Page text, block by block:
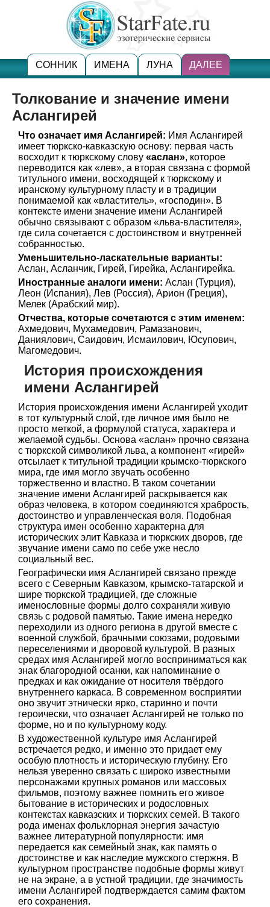
СОННИК ИМЕНА ЛУНА ДАЛЕЕ
Толкование и значение имени
Аслангирей
Что означает имя Аслангирей: Имя Аслангирей
имеет тюркско-кавказскую основу: первая часть
восходит к тюркскому слову «аслан», которое
переводится как «лев», а вторая связана с формой
титульного имени, восходящей к тюркскому и
иранскому культурному пласту и в традиции
понимаемой как «властитель», «господин». В
контексте имени значение имени Аслангирей
обычно связывают с образом «льва-властителя»,
где сила сочетается с достоинством и внутренней
собранностью.
Уменьшительно-ласкательные варианты:
Аслан, Асланчик, Гирей, Гирейка, Аслангирейка.
Иностранные аналоги имени: Аслан (Турция),
Леон (Испания), Лев (Россия), Арион (Греция),
Мелек (Арабский мир).
Отчества, которые сочетаются с этим именем:
Ахмедович, Мухамедович, Рамазанович,
Даниялович, Саидович, Исмаилович, Юсупович,
Магомедович.
История происхождения
имени Аслангирей
История происхождения имени Аслангирей уходит
в тот культурный слой, где личное имя было не
просто меткой, а формулой статуса, характера и
желаемой судьбы. Основа «аслан» прочно связана
с тюркской символикой льва, а компонент «гирей»
отсылает к титульной традиции крымско-тюркского
мира, где имя могло звучать особенно
торжественно и властно. В таком сочетании
значение имени Аслангирей раскрывается как
образ человека, в котором соединяются храбрость,
достоинство и управленческая воля. Подобная
структура имен особенно характерна для
исторических элит Кавказа и тюркских дворов, где
звучание имени само по себе уже несло
социальный вес.
Географически имя Аслангирей связано прежде
всего с Северным Кавказом, крымско-татарской и
шире тюркской традицией, где сложные
именословные формы долго сохраняли живую
связь с родовой памятью. Такие имена нередко
переходили из одного региона в другой вместе с
военной службой, брачными союзами, родовыми
переселениями и дворовой культурой. В разных
средах имя Аслангирей могло восприниматься как
знак благородной осанки, как напоминание о
предках и как ожидание от носителя твёрдого
внутреннего каркаса. В современном восприятии
оно звучит этнически ярко, старинно и почти
героически, что означает Аслангирей не только по
форме, но и по культурному коду.
В художественной культуре имя Аслангирей
встречается редко, и именно это придает ему
особую плотность и историческую глубину. Его
нельзя уверенно связать с широко известными
персонажами крупных романов или массовых
фильмов, поэтому важнее помнить его живое
бытование в исторических и родословных
контекстах кавказских и тюркских семей. В такого
рода именах фольклорная энергия зачастую
важнее литературной популярности: имя
передается как семейный знак, как память о
достоинстве и как наследие мужского стержня. В
культурном пространстве подобные формы живут
не на экране, а в устной традиции, где значимость
имени Аслангирей подтверждается самим фактом
его сохранения.